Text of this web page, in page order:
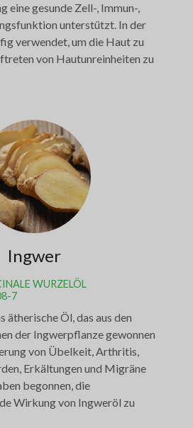
eine gesunde Zell-, Immun-,
unterstützt. In der
verwendet, um die Haut zu
von Hautunreinheiten zu
Ingwer
WURZELÖL
7
ätherische Öl, das aus den
der Ingwerpflanze gewonnen
von Übelkeit, Arthritis,
Erkältungen und Migräne
begonnen, die
Wirkung von Ingweröl zu